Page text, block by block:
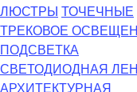
ЛЮСТРЫ ТОЧЕЧНЫЕ
ТРЕКОВОЕ
ПОДСВЕТКА
СВЕТОДИОДНАЯ
АРХИТЕКТУРНАЯ